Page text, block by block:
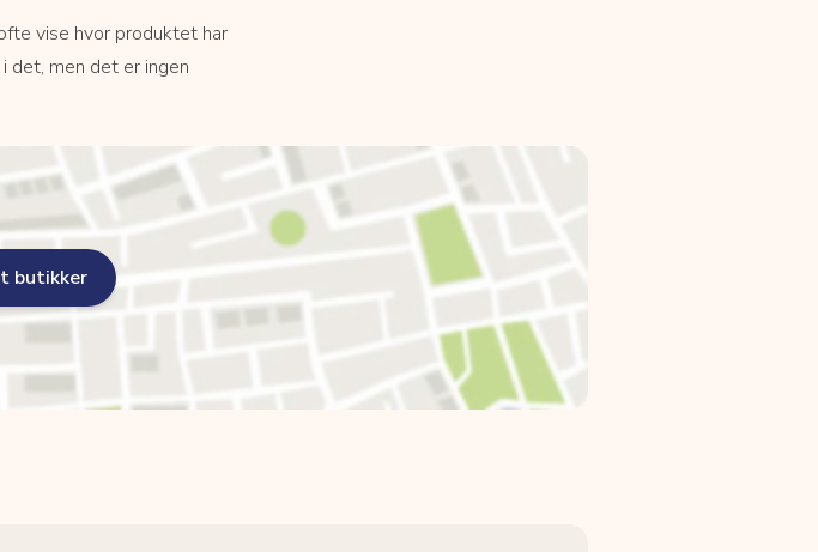
vise hvor produktet har
det, men det er ingen
butikker